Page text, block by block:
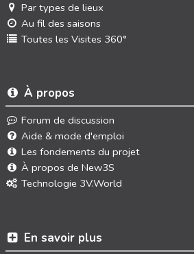
En savoir plus
Par types de lieux
Au fil des saisons
Toutes les Visites 360°
À propos
Forum de discussion
Aide & mode d'emploi
Les fondements du projet
À propos de New3S
Technologie 3V.World